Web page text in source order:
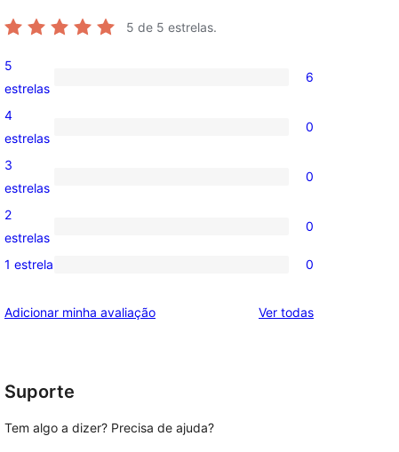
5 de 5 estrelas.
6
avaliações
com
5
estrelas
6
0
avaliação
com
4
estrelas
0
0
avaliação
com
3
estrelas
0
0
avaliação
2
2
estrelas
0
0
com
1 estrela 0
Adicionar minha avaliação Ver todasavaliações
Suporte
Tem algo a dizer? Precisa de ajuda?